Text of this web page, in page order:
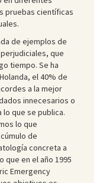
pruebas científicas
de ejemplos de
que
tiempo. Se ha
el 40% de
a la mejor
innecesarios o
lo que se publica.
lo que
de
concreta a
que en el año 1995
Emergency